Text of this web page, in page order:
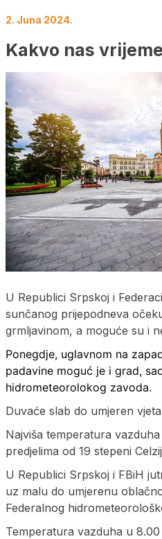
2. Juna 2024.
Kakvo nas
U Republici Srpskoj i
sunčanog prijepodneva
grmljavinom, a moguće su i
Ponegdje, uglavnom na
padavine moguć je i grad,
hidrometeorolokog zavoda.
Duvaće slab do umjeren
Najviša temperatura
predjelima od 19 stepeni
U Republici Srpskoj i FBiH
uz malu do umjerenu
Federalnog
Temperatura vazduha u